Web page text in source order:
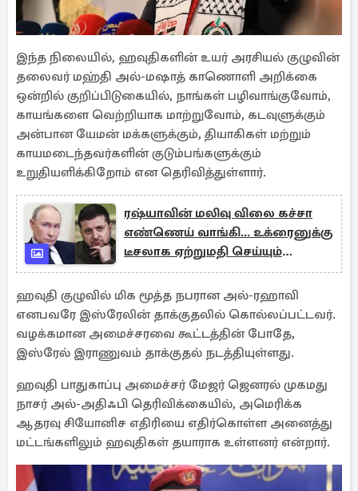
இந்த நிலையில், ஹவுதிகளின் உயர் அரசியல் குழுவின்
தலைவர் மஹ்தி அல்-மஷாத் காணொளி அறிக்கை
ஒன்றில் குறிப்பிடுகையில், நாங்கள் பழிவாங்குவோம்,
காயங்களை வெற்றியாக மாற்றுவோம், கடவுளுக்கும்
அன்பான யேமன் மக்களுக்கும், தியாகிகள் மற்றும்
காயமடைந்தவர்களின் குடும்பங்களுக்கும்
உறுதியளிக்கிறோம் என தெரிவித்துள்ளார்.
ரஷ்யாவின் மலிவு விலை கச்சா
எண்ணெய் வாங்கி... உக்ரைனுக்கு
டீசலாக ஏற்றுமதி செய்யும்
இந்தியா
ஹவுதி குழுவில் மிக மூத்த நபரான அல்-ரஹாவி
எனபவரே இஸ்ரேலின் தாக்குதலில் கொல்லப்பட்டவர்.
வழக்கமான அமைச்சரவை கூட்டத்தின் போதே,
இஸ்ரேல் இராணுவம் தாக்குதல் நடத்தியுள்ளது.
ஹவுதி பாதுகாப்பு அமைச்சர் மேஜர் ஜெனரல் முகமது
நாசர் அல்-அதிஃபி தெரிவிக்கையில், அமெரிக்க
ஆதரவு சியோனிச எதிரியை எதிர்கொள்ள அனைத்து
மட்டங்களிலும் ஹவுதிகள் தயாராக உள்ளனர் என்றார்.